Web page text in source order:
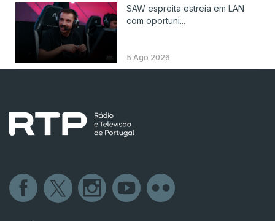
SAW espreita estreia em LAN
com oportuni...
5 Ago 2026